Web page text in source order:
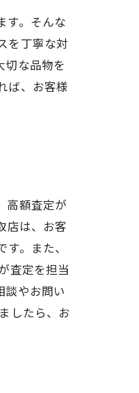
す。そんな
を丁寧な対
切な品物を
ば、お客様
高額査定が
店は、お客
。また、
査定を担当
談やお問い
したら、お